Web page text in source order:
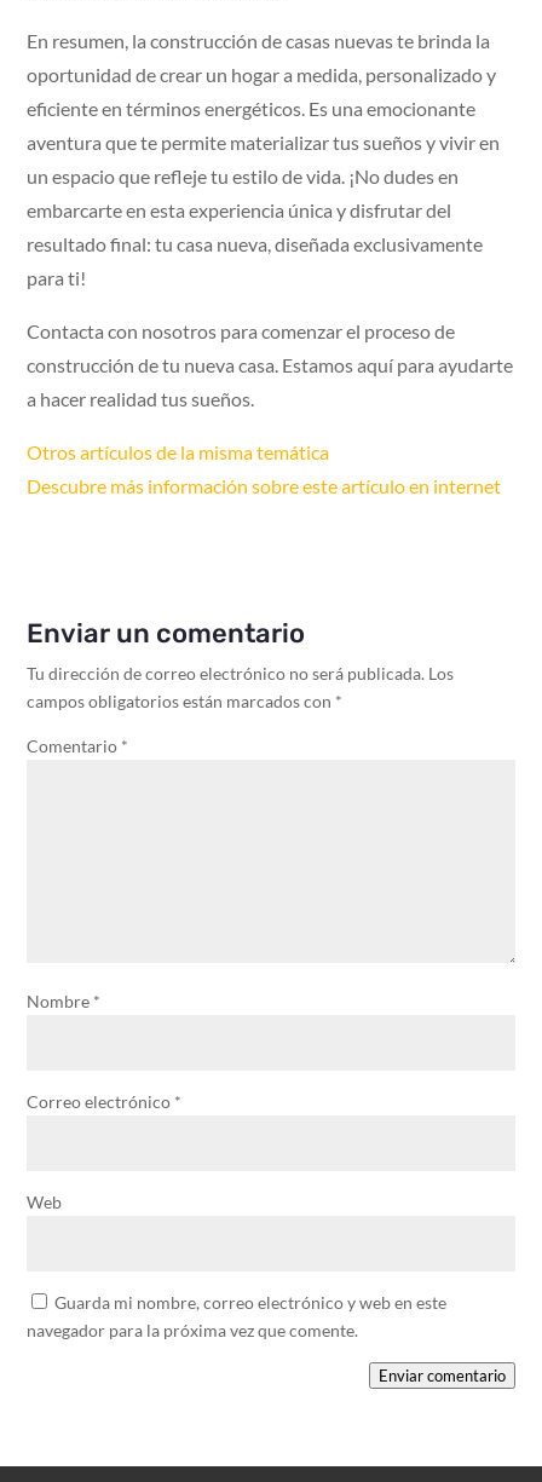
En resumen, la construcción de casas nuevas te brinda la
oportunidad de crear un hogar a medida, personalizado y
eficiente en términos energéticos. Es una emocionante
aventura que te permite materializar tus sueños y vivir en
un espacio que refleje tu estilo de vida. ¡No dudes en
embarcarte en esta experiencia única y disfrutar del
resultado final: tu casa nueva, diseñada exclusivamente
para ti!
Contacta con nosotros para comenzar el proceso de
construcción de tu nueva casa. Estamos aquí para ayudarte
a hacer realidad tus sueños.
Otros artículos de la misma temática
Descubre más información sobre este artículo en internet
Enviar un comentario
Tu dirección de correo electrónico no será publicada. Los
campos obligatorios están marcados con *
Comentario *
Nombre *
Correo electrónico *
Web
Guarda mi nombre, correo electrónico y web en este
navegador para la próxima vez que comente.
Enviar comentario